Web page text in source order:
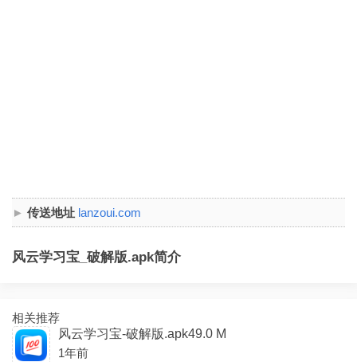
传送地址 lanzoui.com
风云学习宝_破解版.apk简介
相关推荐
风云学习宝-破解版.apk49.0 M
1年前